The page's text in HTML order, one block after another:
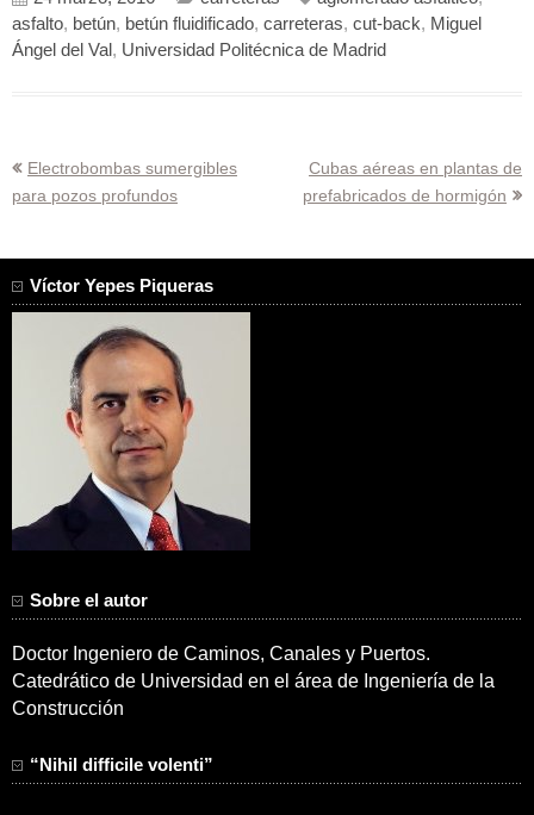
asfalto, betún, betún fluidificado, carreteras, cut-back, Miguel
Ángel del Val, Universidad Politécnica de Madrid
Navegación
de
Electrobombas sumergibles
para pozos profundos
Cubas aéreas en plantas de
prefabricados de hormigón
Víctor Yepes Piqueras
Sobre el autor
Doctor Ingeniero de Caminos, Canales y Puertos.
Catedrático de Universidad en el área de Ingeniería de la
Construcción
“Nihil difficile volenti”